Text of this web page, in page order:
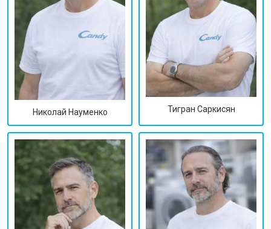
Николай Науменко Тигран Саркисян